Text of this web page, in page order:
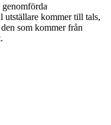
utställare kommer till tals,
som kommer från